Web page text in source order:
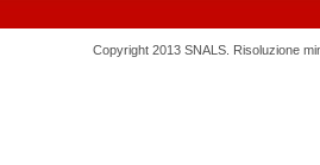
Copyright 2013 SNALS. Risoluzione